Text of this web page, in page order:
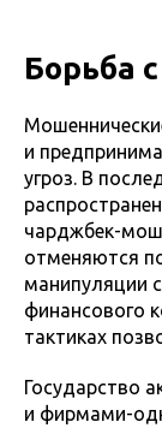
Борьба
и
угроз. В
чарджбек-
отменяются
манипуляции
финансового
тактиках
Государство
и фирмами-